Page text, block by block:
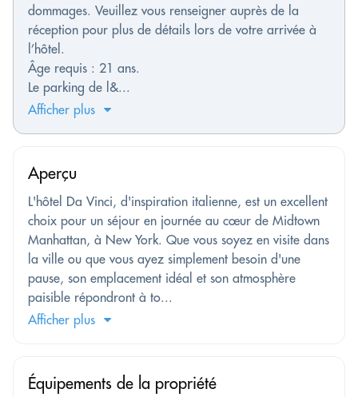
dommages. Veuillez vous renseigner auprès de la
réception pour plus de détails lors de votre arrivée à
l’hôtel.
Âge requis : 21 ans.
Le parking de l&...
Afficher plus
Aperçu
L'hôtel Da Vinci, d'inspiration italienne, est un excellent
choix pour un séjour en journée au cœur de Midtown
Manhattan, à New York. Que vous soyez en visite dans
la ville ou que vous ayez simplement besoin d'une
pause, son emplacement idéal et son atmosphère
paisible répondront à to...
Afficher plus
Équipements de la propriété